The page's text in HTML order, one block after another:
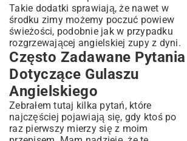
Takie dodatki sprawiają, że nawet w
środku zimy możemy poczuć powiew
świeżości, podobnie jak w przypadku
rozgrzewającej angielskiej zupy z dyni.
Często Zadawane Pytania
Dotyczące Gulaszu
Angielskiego
Zebrałem tutaj kilka pytań, które
najczęściej pojawiają się, gdy ktoś po
raz pierwszy mierzy się z moim